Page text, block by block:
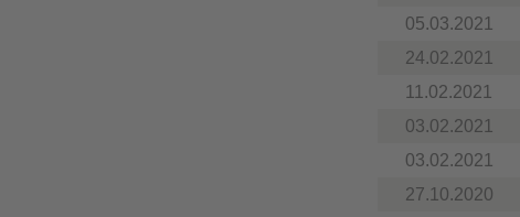
05.03.2021
24.02.2021
11.02.2021
03.02.2021
03.02.2021
27.10.2020